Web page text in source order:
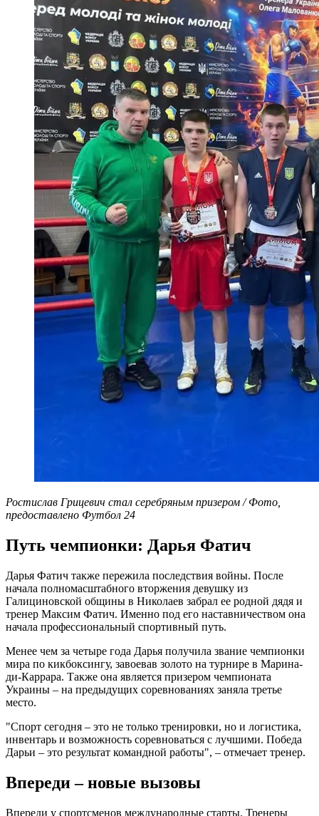
Ростислав Грицевич стал серебряным призером / Фото,
предоставлено Футбол 24
Путь чемпионки: Дарья Фатич
Дарья Фатич также пережила последствия войны. После
начала полномасштабного вторжения девушку из
Галициновской общины в Николаев забрал ее родной дядя и
тренер Максим Фатич. Именно под его наставничеством она
начала профессиональный спортивный путь.
Менее чем за четыре года Дарья получила звание чемпионки
мира по кикбоксингу, завоевав золото на турнире в Марина-
ди-Каррара. Также она является призером чемпионата
Украины – на предыдущих соревнованиях заняла третье
место.
"Спорт сегодня – это не только тренировки, но и логистика,
инвентарь и возможность соревноваться с лучшими. Победа
Дарьи – это результат командной работы", – отмечает тренер.
Впереди – новые вызовы
Впереди у спортсменов международные старты. Тренеры